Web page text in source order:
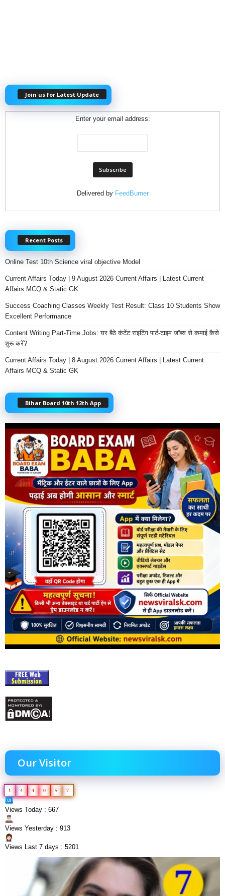
Join us for Latest Update
Enter your email address:
Delivered by FeedBurner
Recent Posts
Online Test 10th Science viral objective Model
Current Affairs Today | 9 August 2026 Current Affairs | Latest Current
Affairs MCQ & Static GK
Success Coaching Classes Weekly Test Result: Class 10 Students Show
Excellent Performance
Content Writing Part-Time Jobs: घर बैठे कंटेंट राइटिंग पार्ट-टाइम जॉब्स से कमाई कैसे
शुरू करें?
Current Affairs Today | 8 August 2026 Current Affairs | Latest Current
Affairs MCQ & Static GK
Bihar Board 10th 12th App
Our Visitor
1 4 4 0 5 7
Views Today : 667
Views Yesterday : 913
Views Last 7 days : 5201